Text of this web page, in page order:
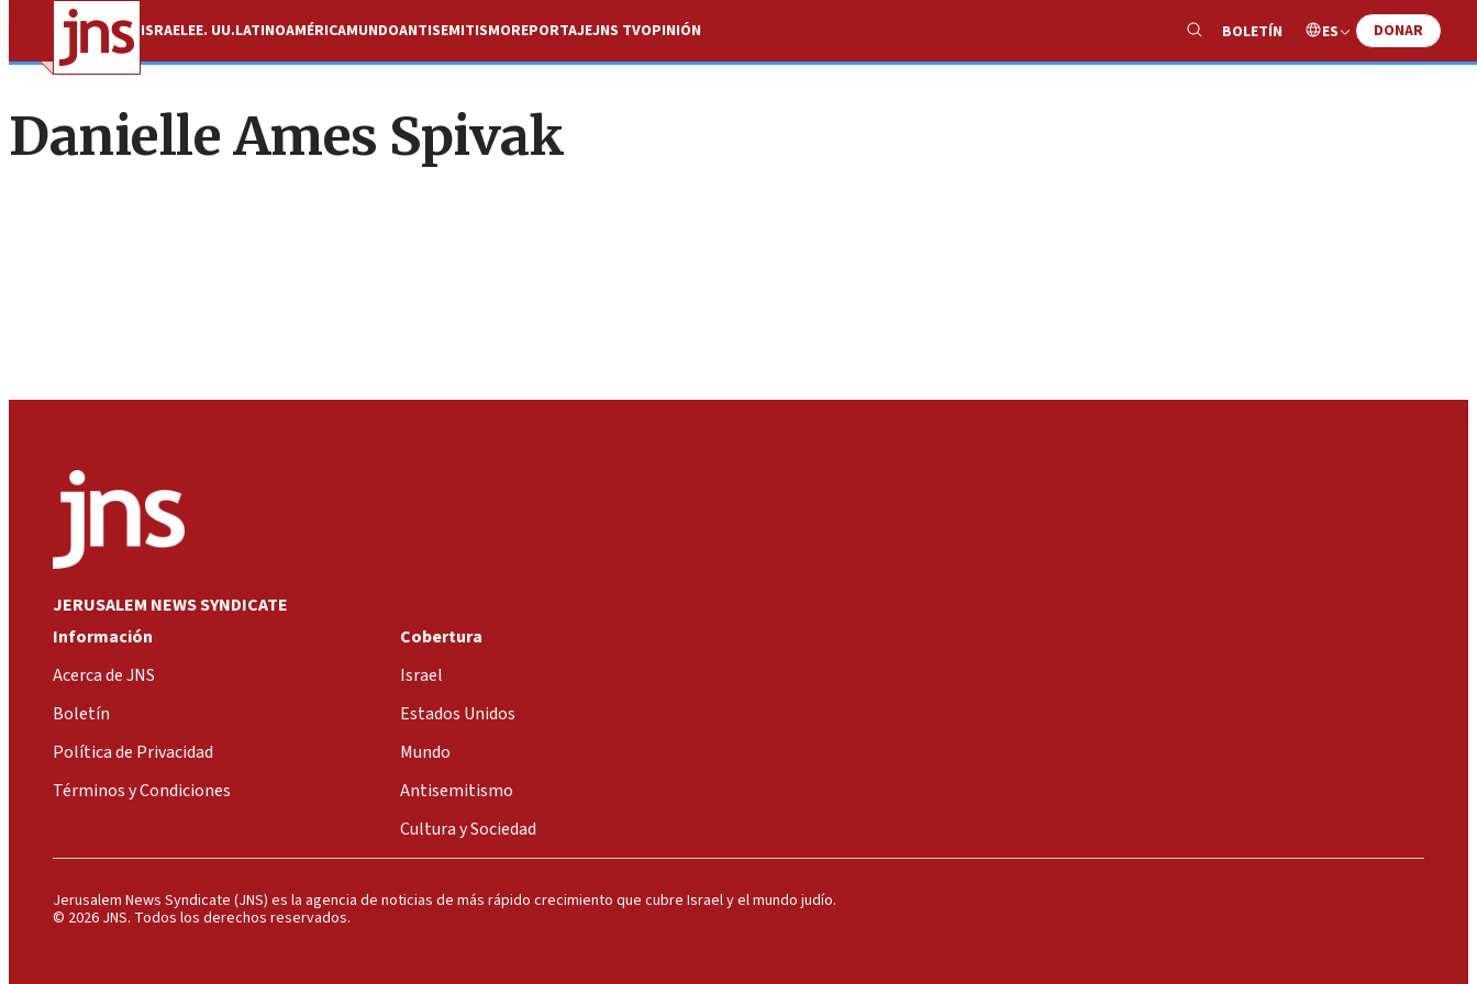
ISRAELEE. UU.LATINOAMÉRICAMUNDOANTISEMITISMOREPORTAJEJNS TVOPINIÓN
ShowBOLETÍN ES DONAR
Danielle Ames Spivak
JERUSALEM NEWS SYNDICATE
Información
Acerca de JNS
Boletín
Política de Privacidad
Términos y Condiciones
Cobertura
Israel
Estados Unidos
Mundo
Antisemitismo
Cultura y Sociedad
Jerusalem News Syndicate (JNS) es la agencia de noticias de más rápido crecimiento que cubre Israel y el mundo judío.
© 2026 JNS. Todos los derechos reservados.